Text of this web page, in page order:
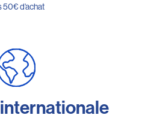
50€ d’achat